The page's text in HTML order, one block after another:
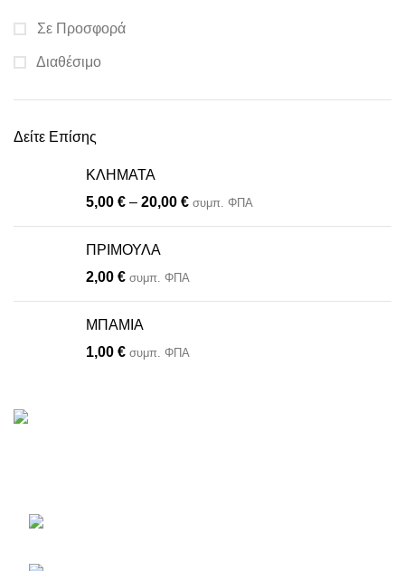
Σε Προσφορά
Διαθέσιμο
Δείτε Επίσης
ΚΛΗΜΑΤΑ
5,00 € – 20,00 € συμπ. ΦΠΑ
ΠΡΙΜΟΥΛΑ
2,00 € συμπ. ΦΠΑ
ΜΠΑΜΙΑ
1,00 € συμπ. ΦΠΑ